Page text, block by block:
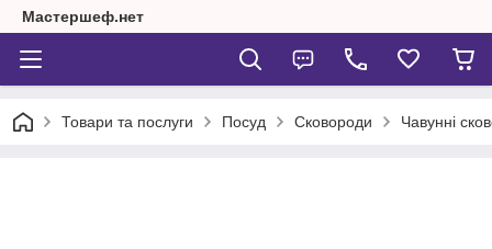
Мастершеф.нет
Товари та послуги Посуд Сковороди Чавунні